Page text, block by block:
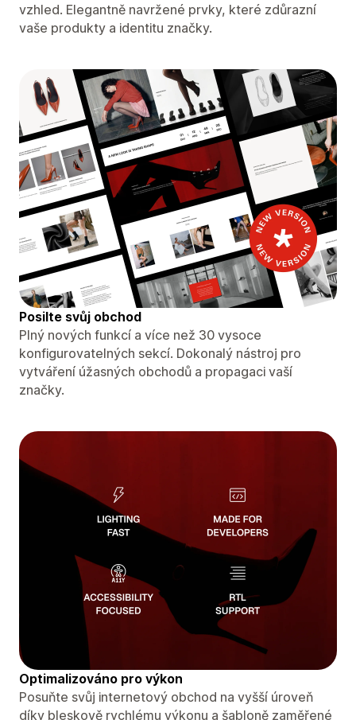
vzhled. Elegantně navržené prvky, které zdůrazní
vaše produkty a identitu značky.
Posilte svůj obchod
Plný nových funkcí a více než 30 vysoce
konfigurovatelných sekcí. Dokonalý nástroj pro
vytváření úžasných obchodů a propagaci vaší
značky.
Optimalizováno pro výkon
Posuňte svůj internetový obchod na vyšší úroveň
díky bleskově rychlému výkonu a šabloně zaměřené